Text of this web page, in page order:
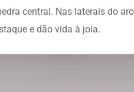
central. Nas laterais do
e dão vida à joia.